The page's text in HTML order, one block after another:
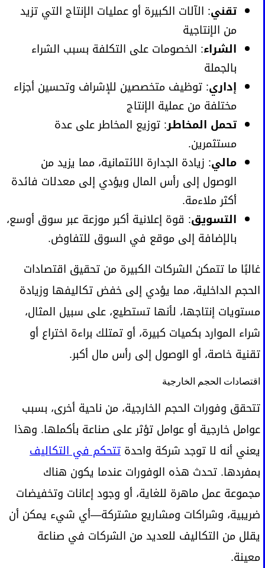
تقني: الآلات الكبيرة أو عمليات الإنتاج التي تزيد
من الإنتاجية
الشراء: الخصومات على التكلفة بسبب الشراء
بالجملة
إداري: توظيف متخصصين للإشراف وتحسين أجزاء
مختلفة من عملية الإنتاج
تحمل المخاطر: توزيع المخاطر على عدة
مستثمرين.
مالي: زيادة الجدارة الائتمانية، مما يزيد من
الوصول إلى رأس المال ويؤدي إلى معدلات فائدة
أكثر ملاءمة.
التسويق: قوة إعلانية أكبر موزعة عبر سوق أوسع،
بالإضافة إلى موقع في السوق للتفاوض.
غالبًا ما تتمكن الشركات الكبيرة من تحقيق اقتصادات
الحجم الداخلية، مما يؤدي إلى خفض تكاليفها وزيادة
مستويات إنتاجها، لأنها تستطيع، على سبيل المثال،
شراء الموارد بكميات كبيرة، أو تمتلك براءة اختراع أو
تقنية خاصة، أو الوصول إلى رأس مال أكبر.
اقتصادات الحجم الخارجية
تتحقق وفورات الحجم الخارجية، من ناحية أخرى، بسبب
عوامل خارجية أو عوامل تؤثر على صناعة بأكملها. وهذا
يعني أنه لا توجد شركة واحدة تتحكم في التكاليف
بمفردها. تحدث هذه الوفورات عندما يكون هناك
مجموعة عمل ماهرة للغاية، أو وجود إعانات وتخفيضات
ضريبية، وشراكات ومشاريع مشتركة—أي شيء يمكن أن
يقلل من التكاليف للعديد من الشركات في صناعة
معينة.